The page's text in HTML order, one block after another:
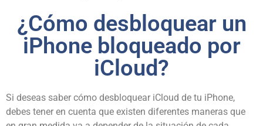
¿Cómo desbloquear un
iPhone bloqueado por
iCloud?
Si deseas saber cómo desbloquear iCloud de tu iPhone,
debes tener en cuenta que existen diferentes maneras que